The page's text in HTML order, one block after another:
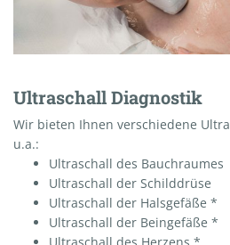
Ultraschall Diagnostik
Wir bieten Ihnen verschiedene
u.a.:
Ultraschall des Bauchraumes
Ultraschall der Schilddrüse
Ultraschall der Halsgefäße *
Ultraschall der Beingefäße *